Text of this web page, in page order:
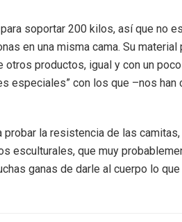
soportar 200 kilos, así que no
en una misma cama. Su
productos, igual y con un
especiales” con los que –nos han
la resistencia de las
esculturales, que muy
ganas de darle al cuerpo lo